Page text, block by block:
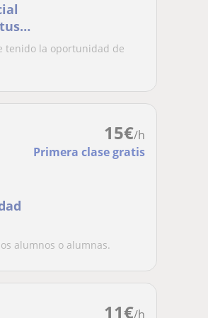
o
tenido la oportunidad de
15€/h
Primera clase gratis
alumnos o alumnas.
11€/h